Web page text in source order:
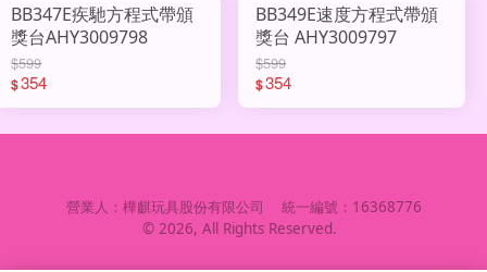
BB347E疾馳方程式帶頒
獎台AHY3009798
$599
$354
BB349E速度方程式帶頒
獎台 AHY3009797
$599
$354
營業人： 樺麒玩具股份有限公司 統一編號： 16368776
© 2026, All Rights Reserved.